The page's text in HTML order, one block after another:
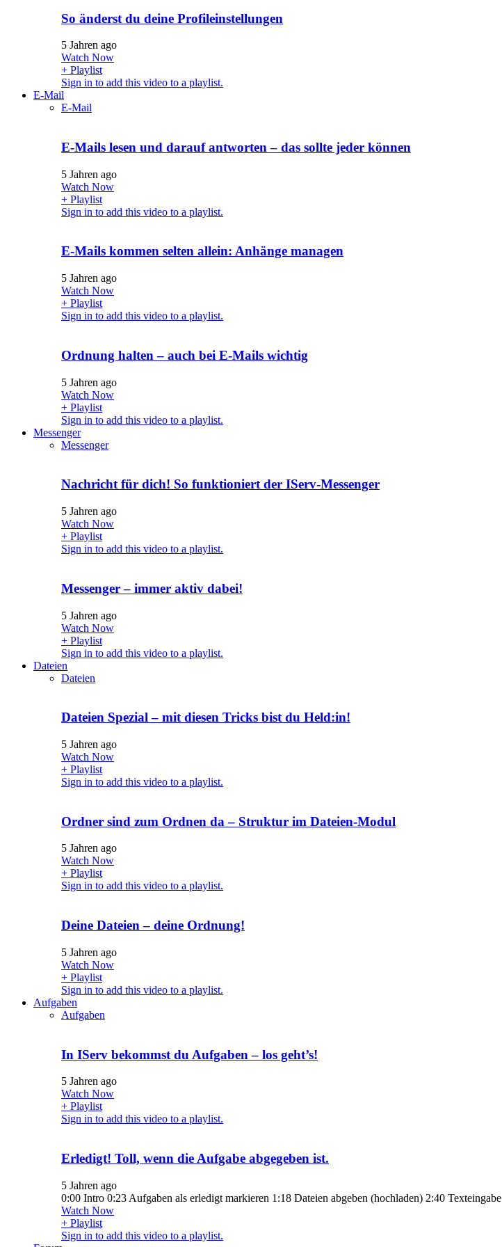
So änderst du deine Profileinstellungen
5 Jahren ago
Watch Now
+ Playlist
Sign in to add this video to a playlist.
E-Mail
E-Mail
E-Mails lesen und darauf antworten – das sollte jeder können
5 Jahren ago
Watch Now
+ Playlist
Sign in to add this video to a playlist.
E-Mails kommen selten allein: Anhänge managen
5 Jahren ago
Watch Now
+ Playlist
Sign in to add this video to a playlist.
Ordnung halten – auch bei E-Mails wichtig
5 Jahren ago
Watch Now
+ Playlist
Sign in to add this video to a playlist.
Messenger
Messenger
Nachricht für dich! So funktioniert der IServ-Messenger
5 Jahren ago
Watch Now
+ Playlist
Sign in to add this video to a playlist.
Messenger – immer aktiv dabei!
5 Jahren ago
Watch Now
+ Playlist
Sign in to add this video to a playlist.
Dateien
Dateien
Dateien Spezial – mit diesen Tricks bist du Held:in!
5 Jahren ago
Watch Now
+ Playlist
Sign in to add this video to a playlist.
Ordner sind zum Ordnen da – Struktur im Dateien-Modul
5 Jahren ago
Watch Now
+ Playlist
Sign in to add this video to a playlist.
Deine Dateien – deine Ordnung!
5 Jahren ago
Watch Now
+ Playlist
Sign in to add this video to a playlist.
Aufgaben
Aufgaben
In IServ bekommst du Aufgaben – los geht’s!
5 Jahren ago
Watch Now
+ Playlist
Sign in to add this video to a playlist.
Erledigt! Toll, wenn die Aufgabe abgegeben ist.
5 Jahren ago
0:00 Intro 0:23 Aufgaben als erledigt markieren 1:18 Dateien abgeben (hochladen) 2:40 Texteingabe
Watch Now
+ Playlist
Sign in to add this video to a playlist.